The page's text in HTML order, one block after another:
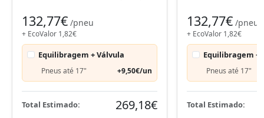
132,77€ /pneu
+ EcoValor 1,82€
Equilibragem + Válvula
Pneus até 17" +9,50€/un
Total Estimado: 269,18€
132,77€ /pneu
+ EcoValor 1,82€
Equilibragem +
Pneus até 17"
Total Estimado: